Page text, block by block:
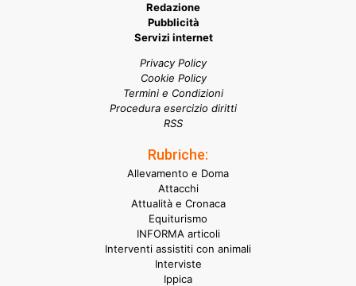
Redazione
Pubblicità
Servizi internet
Privacy Policy
Cookie Policy
Termini e Condizioni
Procedura esercizio diritti
RSS
Rubriche:
Allevamento e Doma
Attacchi
Attualità e Cronaca
Equiturismo
INFORMA articoli
Interventi assistiti con animali
Interviste
Ippica